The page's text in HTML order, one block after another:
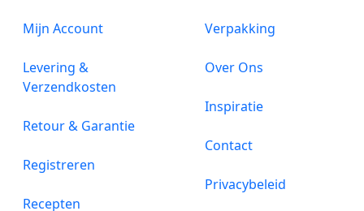
Mijn Account
Levering &
Verzendkosten
Retour & Garantie
Registreren
Recepten
Verpakking
Over Ons
Inspiratie
Contact
Privacybeleid